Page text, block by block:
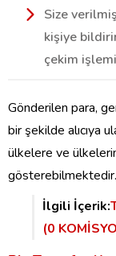
Size
kişiye
çekim
Gönderilen para,
bir şekilde alıcıya
ülkelere ve
gösterebilmektedir.
İlgili İçerik:
(0